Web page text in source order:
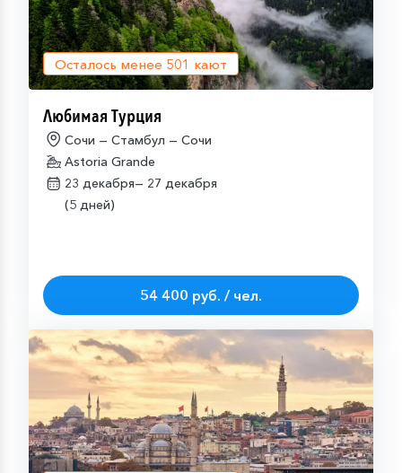
Осталось менее 501 кают
Любимая Турция
Сочи — Стамбул — Сочи
Astoria Grande
23 декабря— 27 декабря
(5 дней)
54 400 руб. / чел.